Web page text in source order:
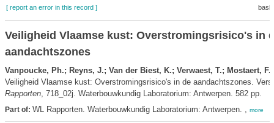
[ report an error in this record ]
Veiligheid Vlaamse kust: Overstromingsrisico's in
aandachtszones
Vanpoucke, Ph.; Reyns, J.; Van der Biest, K.; Verwaest, T.; Mostaert, F.
Veiligheid Vlaamse kust: Overstromingsrisico's in de aandachtszones.
Rapporten, 718_02j. Waterbouwkundig Laboratorium: Antwerpen. 582 pp.
Part of: WL Rapporten. Waterbouwkundig Laboratorium: Antwerpen. , more